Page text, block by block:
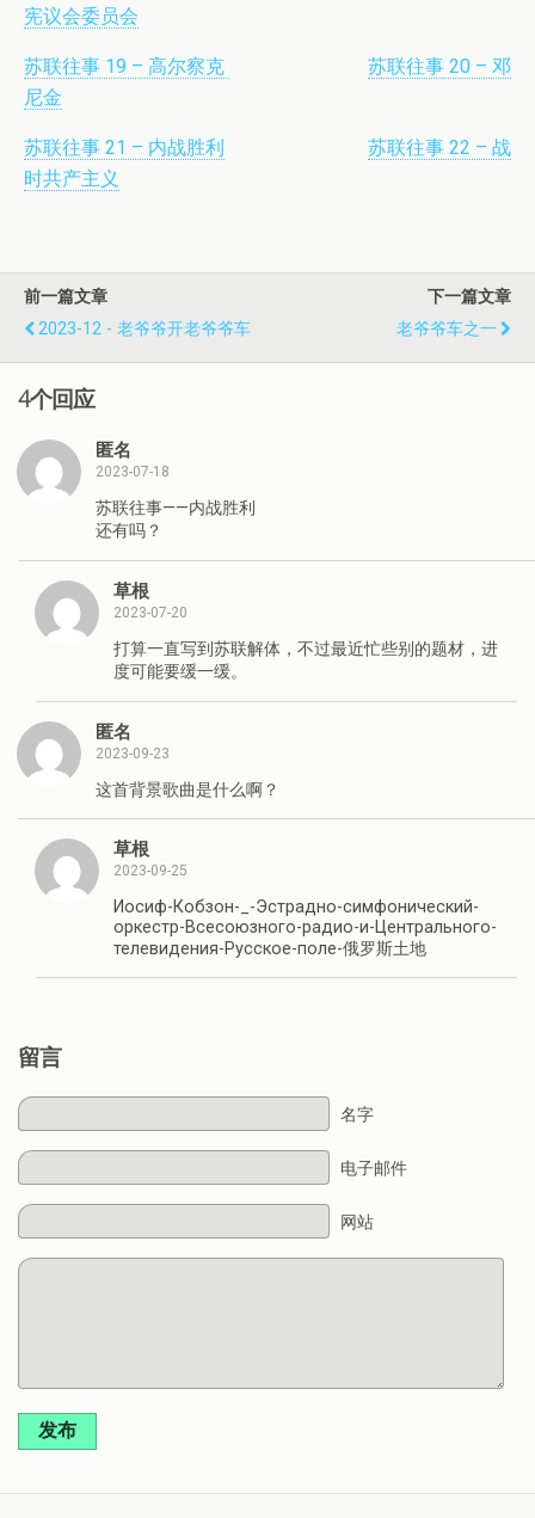
宪议会委员会
苏联往事 19 – 高尔察克
苏联往事 20 – 邓
尼金
苏联往事 21 – 内战胜利
苏联往事 22 – 战
时共产主义
前一篇文章
2023-12 - 老爷爷开老爷爷车
下一篇文章
老爷爷车之一
4个回应
匿名
2023-07-18
苏联往事——内战胜利
还有吗？
草根
2023-07-20
打算一直写到苏联解体，不过最近忙些别的题材，进
度可能要缓一缓。
匿名
2023-09-23
这首背景歌曲是什么啊？
草根
2023-09-25
Иосиф-Кобзон-_-Эстрадно-симфонический-
оркестр-Всесоюзного-радио-и-Центрального-
телевидения-Русское-поле-俄罗斯土地
留言
名字
电子邮件
网站
发布